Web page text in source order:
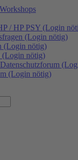
/ HP PSY (Login
(Login nötig)
(Login nötig)
(Login nötig)
(Login nötig)